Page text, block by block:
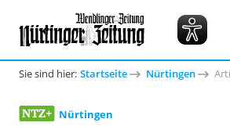
Sie sind hier: Startseite Nürtingen
Nürtingen